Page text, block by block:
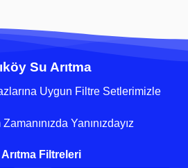
Su Arıtma
Uygun Filtre Setlerimizle
Yanınızdayız
Filtreleri